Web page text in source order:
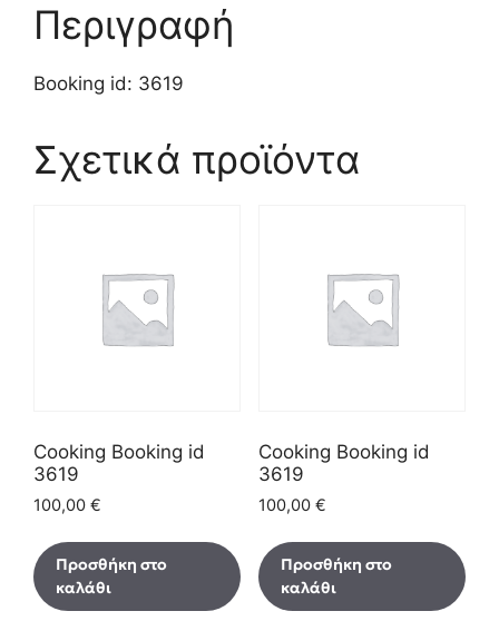
Περιγραφή
Booking id: 3619
Σχετικά προϊόντα
Cooking Booking id
3619
100,00 €
Προσθήκη στο
καλάθι
Cooking Booking id
3619
100,00 €
Προσθήκη στο
καλάθι